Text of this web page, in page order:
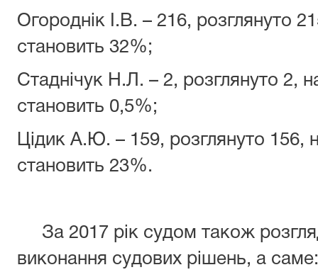
Огороднік І.В. – 216, розглянуто
становить 32%;
Стаднічук Н.Л. – 2, розглянуто 2,
становить 0,5%;
Цідик А.Ю. – 159, розглянуто 156,
становить 23%.
За 2017 рік судом також
виконання судових рішень, а саме: